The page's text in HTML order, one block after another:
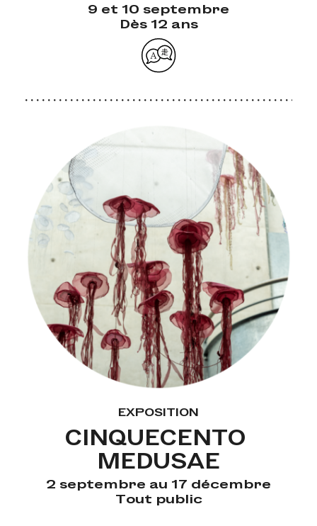
9 et 10 septembre
Dès 12 ans
EXPOSITION
CINQUECENTO
MEDUSAE
2 septembre au 17 décembre
Tout public